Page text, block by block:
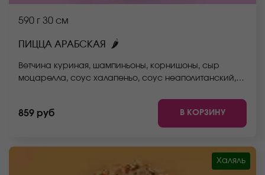
590 г 30 см
ПИЦЦА АРАБСКАЯ 🌶
Ветчина куриная, шампиньоны, корнишоны, сыр
моцарелла, соус халапеньо, соус неаполитанский,
859 руб В КОРЗИНУ
Халяль